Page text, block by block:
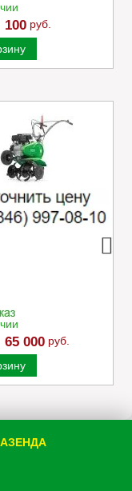
100 руб.
Caiman
40 C2
65 000 руб.